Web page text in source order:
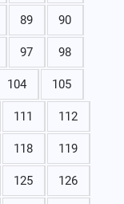
89 90
97 98
104 105
111 112
118 119
125 126